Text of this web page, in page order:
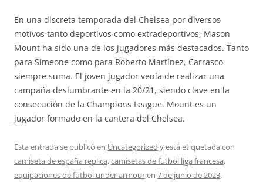
En una discreta temporada del Chelsea por diversos
motivos tanto deportivos como extradeportivos, Mason
Mount ha sido una de los jugadores más destacados. Tanto
para Simeone como para Roberto Martínez, Carrasco
siempre suma. El joven jugador venía de realizar una
campaña deslumbrante en la 20/21, siendo clave en la
consecución de la Champions League. Mount es un
jugador formado en la cantera del Chelsea.
Esta entrada se publicó en Uncategorized y está etiquetada con
camiseta de españa replica,camisetas de futbol liga francesa,
equipaciones de futbol under armouren 7 de junio de 2023.